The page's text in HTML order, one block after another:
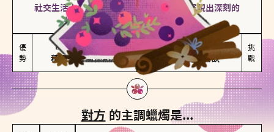
社交生活十分敏感、容易吃醋。在關係中展現出深刻的
投入和激情，但也可能讓人感到窒息。
優
勢
能建立緊密關係
積極維繫關係熱度
嫉妒心較強
可能出現控制欲
挑
戰
對方 的主調蠟燭是...